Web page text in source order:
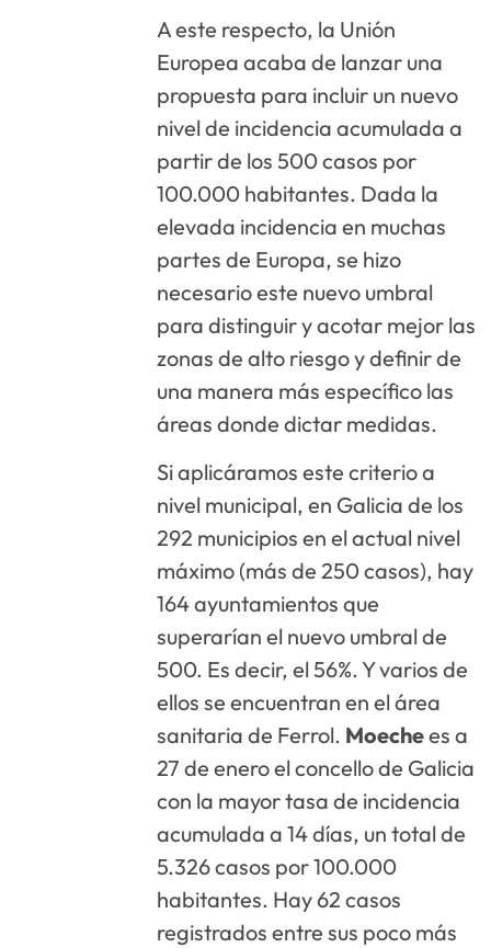
A este respecto, la Unión
Europea acaba de lanzar una
propuesta para incluir un nuevo
nivel de incidencia acumulada a
partir de los 500 casos por
100.000 habitantes. Dada la
elevada incidencia en muchas
partes de Europa, se hizo
necesario este nuevo umbral
para distinguir y acotar mejor las
zonas de alto riesgo y definir de
una manera más específico las
áreas donde dictar medidas.
Si aplicáramos este criterio a
nivel municipal, en Galicia de los
292 municipios en el actual nivel
máximo (más de 250 casos), hay
164 ayuntamientos que
superarían el nuevo umbral de
500. Es decir, el 56%. Y varios de
ellos se encuentran en el área
sanitaria de Ferrol. Moechees a
27 de enero el concello de Galicia
con la mayor tasa de incidencia
acumulada a 14 días, un total de
5.326 casos por 100.000
habitantes. Hay 62 casos
registrados entre sus poco más